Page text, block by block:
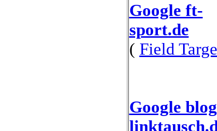
Google ft-
sport.de
( Field
Google